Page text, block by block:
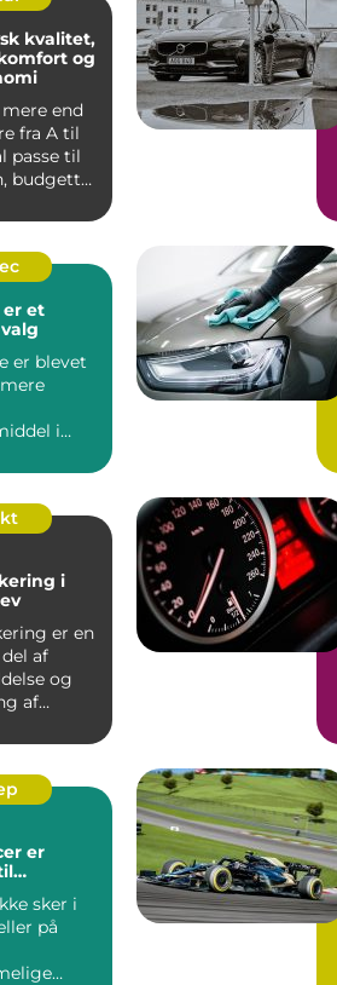
kvalitet,
og
end
fra A til
passe til
budgettet
er et
er blevet
i
i
er en
af
og
af
er
sker i
på